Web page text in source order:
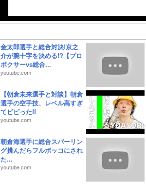
金太郎選手と総合対決!京之
介が腕十字を決める!?【プロ
ボクサーvs総合...
youtube.com
【朝倉未来選手と対談】朝倉
選手の空手技、レベル高すぎ
てビビった!!
youtube.com
朝倉海選手に総合スパーリン
グ挑んだらフルボッコにされ
た...
youtube.com